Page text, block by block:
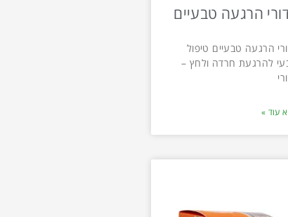
הרגעה טבעיים
הרגעה טבעיים טיפול
להרגעת חרדה ולחץ –
עוד »